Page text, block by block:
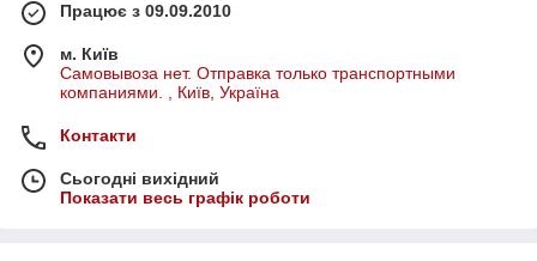
Працює з 09.09.2010
м. Київ
Самовывоза нет. Отправка только транспортными
компаниями. , Київ, Україна
Контакти
Сьогодні вихідний
Показати весь графік роботи